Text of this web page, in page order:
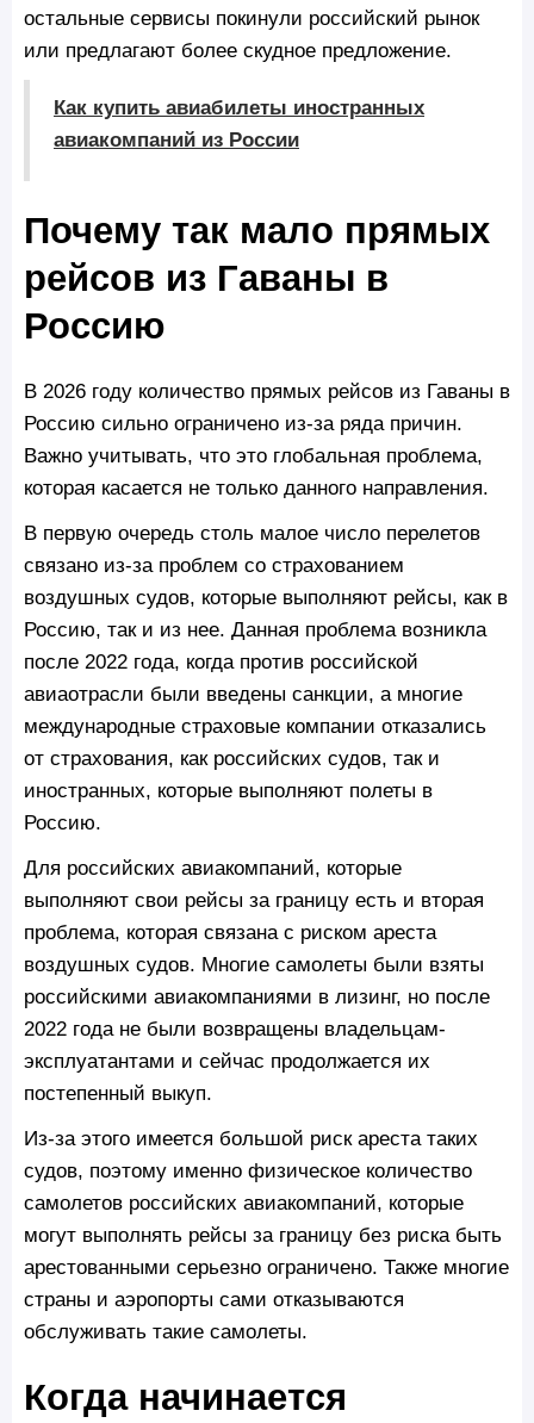
остальные сервисы покинули российский рынок
или предлагают более скудное предложение.
Как купить авиабилеты иностранных
авиакомпаний из России
Почему так мало прямых
рейсов из Гаваны в
Россию
В 2026 году количество прямых рейсов из Гаваны в
Россию сильно ограничено из-за ряда причин.
Важно учитывать, что это глобальная проблема,
которая касается не только данного направления.
В первую очередь столь малое число перелетов
связано из-за проблем со страхованием
воздушных судов, которые выполняют рейсы, как в
Россию, так и из нее. Данная проблема возникла
после 2022 года, когда против российской
авиаотрасли были введены санкции, а многие
международные страховые компании отказались
от страхования, как российских судов, так и
иностранных, которые выполняют полеты в
Россию.
Для российских авиакомпаний, которые
выполняют свои рейсы за границу есть и вторая
проблема, которая связана с риском ареста
воздушных судов. Многие самолеты были взяты
российскими авиакомпаниями в лизинг, но после
2022 года не были возвращены владельцам-
эксплуатантами и сейчас продолжается их
постепенный выкуп.
Из-за этого имеется большой риск ареста таких
судов, поэтому именно физическое количество
самолетов российских авиакомпаний, которые
могут выполнять рейсы за границу без риска быть
арестованными серьезно ограничено. Также многие
страны и аэропорты сами отказываются
обслуживать такие самолеты.
Когда начинается